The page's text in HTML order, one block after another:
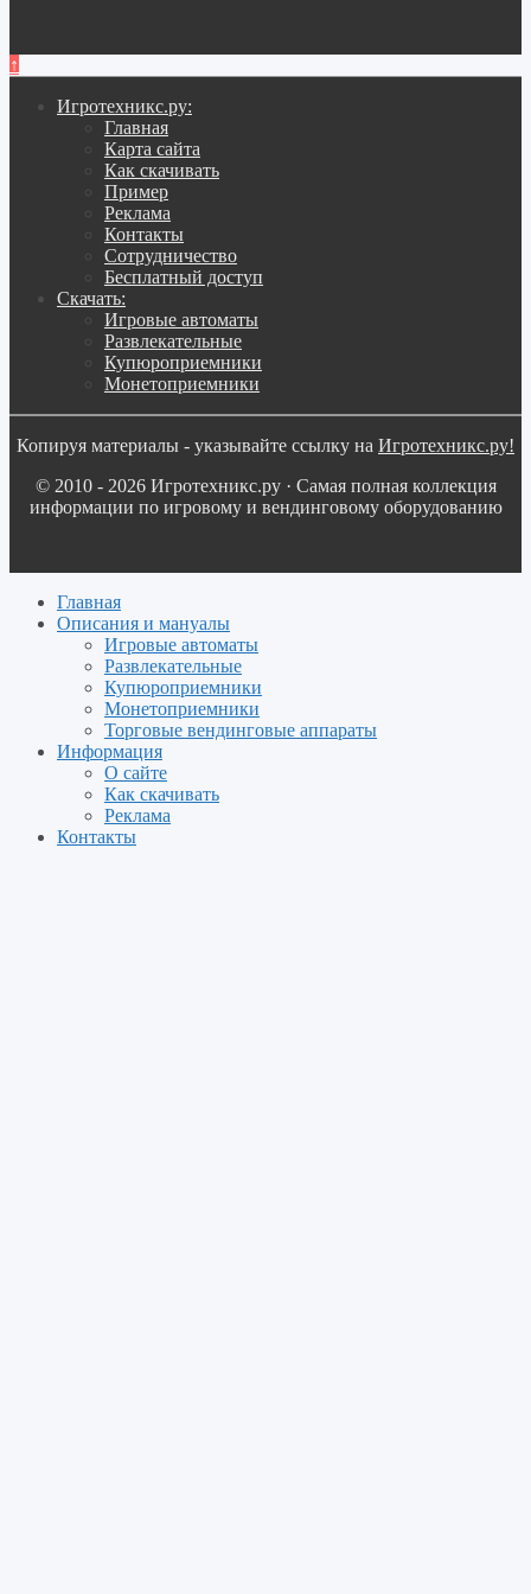
↑
Игротехникс.ру:
Главная
Карта сайта
Как скачивать
Пример
Реклама
Контакты
Сотрудничество
Бесплатный доступ
Скачать:
Игровые автоматы
Развлекательные
Купюроприемники
Монетоприемники
Копируя материалы - указывайте ссылку на Игротехникс.ру!
© 2010 - 2026 Игротехникс.ру · Самая полная коллекция
информации по игровому и вендинговому оборудованию
Главная
Описания и мануалы
Игровые автоматы
Развлекательные
Купюроприемники
Монетоприемники
Торговые вендинговые аппараты
Информация
О сайте
Как скачивать
Реклама
Контакты